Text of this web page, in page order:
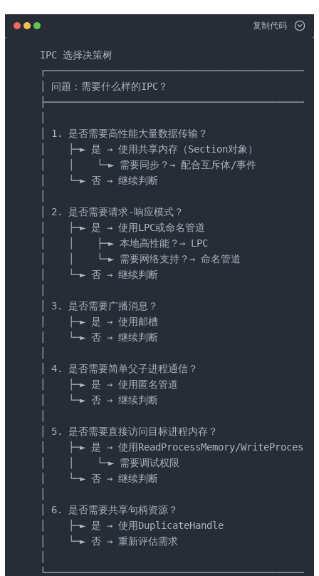
复制代码
IPC 选择决策树
│ 问题：需要什么样的IPC？
│ 1. 是否需要高性能大量数据传输？
│    ├─► 是 → 使用共享内存（Section对象）
│    │    └─► 需要同步？→ 配合互斥体/事件
│    └─► 否 → 继续判断
│ 2. 是否需要请求-响应模式？
│    ├─► 是 → 使用LPC或命名管道
│    │    ├─► 本地高性能？→ LPC
│    │    └─► 需要网络支持？→ 命名管道
│    └─► 否 → 继续判断
│ 3. 是否需要广播消息？
│    ├─► 是 → 使用邮槽
│    └─► 否 → 继续判断
│ 4. 是否需要简单父子进程通信？
│    ├─► 是 → 使用匿名管道
│    └─► 否 → 继续判断
│ 5. 是否需要直接访问目标进程内存？
│    ├─► 是 → 使用ReadProcessMemory/
│    │    └─► 需要调试权限
│    └─► 否 → 继续判断
│ 6. 是否需要共享句柄资源？
│    ├─► 是 → 使用DuplicateHandle
│    └─► 否 → 重新评估需求